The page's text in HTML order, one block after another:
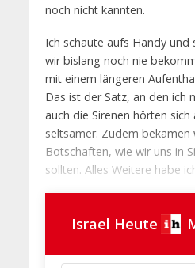
noch nicht kannten.
Ich schaute aufs Handy und
wir bislang noch nie
mit einem längeren
Das ist der Satz, an den ich
auch die Sirenen hörten
seltsamer. Zudem bekamen
Botschaften, wie wir uns in
sollten. Alles Weitere habe
Israel Heute